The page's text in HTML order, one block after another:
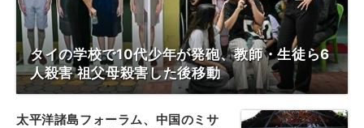
タイの学校で10代少年が発砲、教師・生徒ら6
人殺害 祖父母殺害した後移動
太平洋諸島フォーラム、中国のミサ